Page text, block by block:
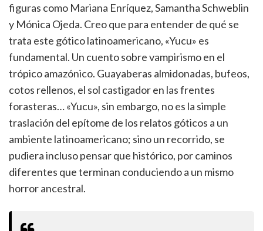
figuras como Mariana Enríquez, Samantha Schweblin
y Mónica Ojeda. Creo que para entender de qué se
trata este gótico latinoamericano, «Yucu» es
fundamental. Un cuento sobre vampirismo en el
trópico amazónico. Guayaberas almidonadas, bufeos,
cotos rellenos, el sol castigador en las frentes
forasteras… «Yucu», sin embargo, no es la simple
traslación del epítome de los relatos góticos a un
ambiente latinoamericano; sino un recorrido, se
pudiera incluso pensar que histórico, por caminos
diferentes que terminan conduciendo a un mismo
horror ancestral.